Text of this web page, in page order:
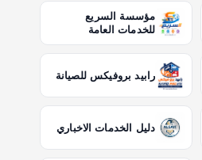
مؤسسة السريع
للخدمات العامة
رابيد بروفيكس للصيانة
دليل الخدمات الاخباري